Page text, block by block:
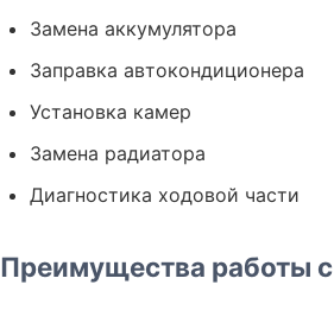
Замена аккумулятора
Заправка автокондиционера
Установка камер
Замена радиатора
Диагностика ходовой части
Преимущества работы